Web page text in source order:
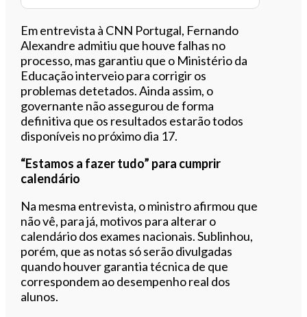
Em entrevista à CNN Portugal, Fernando
Alexandre admitiu que houve falhas no
processo, mas garantiu que o Ministério da
Educação interveio para corrigir os
problemas detetados. Ainda assim, o
governante não assegurou de forma
definitiva que os resultados estarão todos
disponíveis no próximo dia 17.
“Estamos a fazer tudo” para cumprir
calendário
Na mesma entrevista, o ministro afirmou que
não vê, para já, motivos para alterar o
calendário dos exames nacionais. Sublinhou,
porém, que as notas só serão divulgadas
quando houver garantia técnica de que
correspondem ao desempenho real dos
alunos.